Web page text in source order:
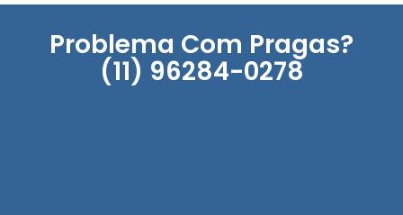
Problema Com Pragas?
(11) 96284-0278